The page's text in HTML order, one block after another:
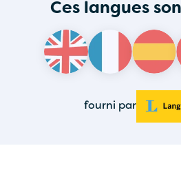
Ces langues
fourni par